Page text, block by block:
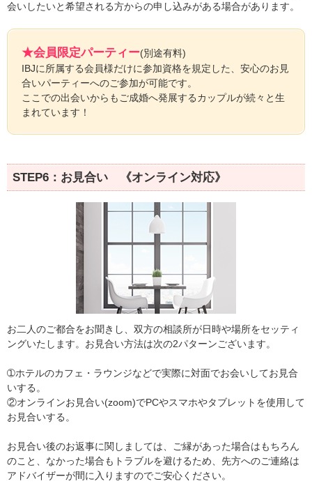
会いしたいと希望される方からの申し込みがある場合があります。
★会員限定パーティー(別途有料)
IBJに所属する会員様だけに参加資格を規定した、安心のお見
合いパーティーへのご参加が可能です。
ここでの出会いからもご成婚へ発展するカップルが続々と生
まれています！
STEP6：お見合い 《オンライン対応》
お二人のご都合をお聞きし、双方の相談所が日時や場所をセッティ
ングいたします。お見合い方法は次の2パターンございます。
➀ホテルのカフェ・ラウンジなどで実際に対面でお会いしてお見合
いする。
②オンラインお見合い(zoom)でPCやスマホやタブレットを使用して
お見合いする。
お見合い後のお返事に関しましては、ご縁があった場合はもちろん
のこと、なかった場合もトラブルを避けるため、先方へのご連絡は
アドバイザーが間に入りますのでご安心ください。